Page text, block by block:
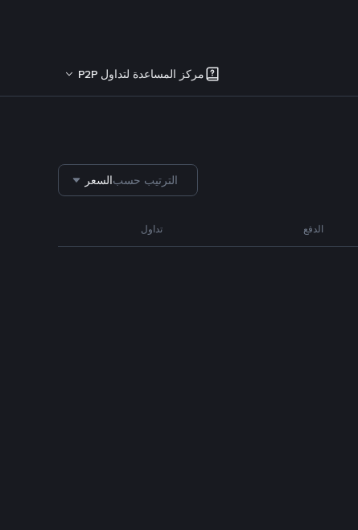
مركز المساعدة لتداول P2P
الترتيب حسبالسعر
الدفع تداول